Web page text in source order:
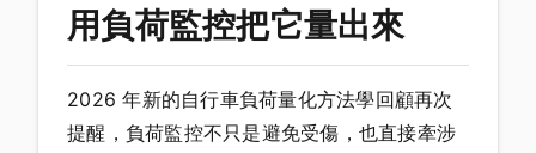
用負荷監控把它量出來
2026 年新的自行車負荷量化方法學回顧再次
提醒，負荷監控不只是避免受傷，也直接牽涉